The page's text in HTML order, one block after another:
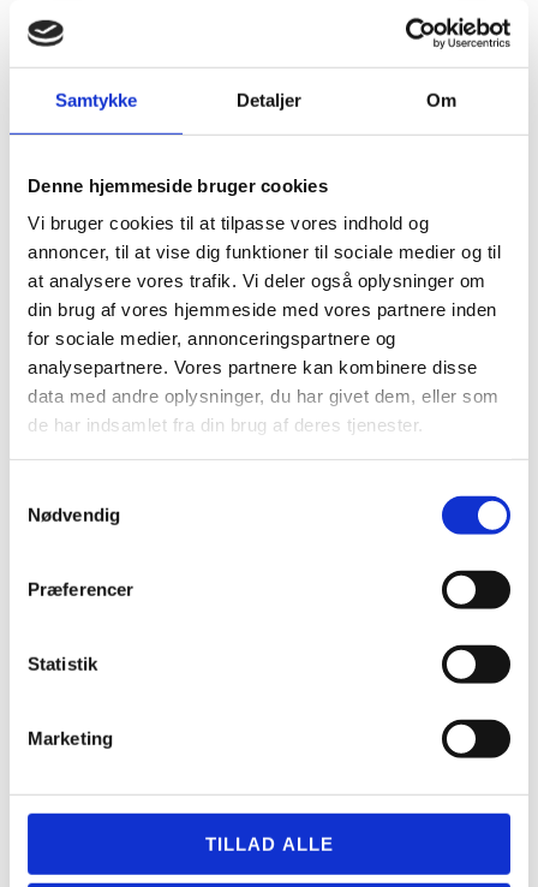
Samtykke Detaljer Om
Denne hjemmeside bruger cookies
Vi bruger cookies til at tilpasse vores indhold og
annoncer, til at vise dig funktioner til sociale medier og til
at analysere vores trafik. Vi deler også oplysninger om
din brug af vores hjemmeside med vores partnere inden
for sociale medier, annonceringspartnere og
analysepartnere. Vores partnere kan kombinere disse
data med andre oplysninger, du har givet dem, eller som
de har indsamlet fra din brug af deres tjenester.
Nødvendig
Præferencer
Statistik
Marketing
TILLAD ALLE
CASIO
Casio Kollektioner
G-Shock
Timeless
Certina
Certina Herreure
Certina Dameure
Certina Kollektion
DS
DS Action
DS Caimano
DS JUBILE
DS Nato
DS PH
DS Podium
DS Sport
Flora Danica Kollektioner
Georg Jensen armbånd